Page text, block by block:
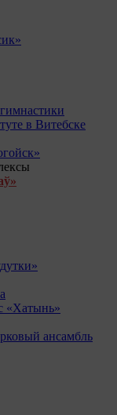
в Витебске
«Хатынь»
ансамбль